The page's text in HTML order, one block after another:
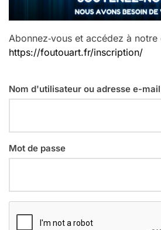
Abonnez‑vous et accédez à
https://foutouart.fr/inscription/
Nom d'utilisateur ou adresse e-mail
Mot de passe